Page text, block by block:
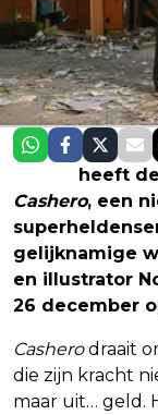
heeft
Cashero, een
gelijknamige
en illustrator
26 december
Casherodraait
die zijn kracht
maar uit… geld.